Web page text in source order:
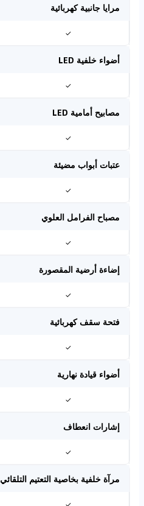
مرايا جانبية كهربائية
✓
أضواء خلفية LED
✓
مصابيح أمامية LED
✓
عتبات أبواب مضيئة
✓
مصباح الفرامل العلوي
✓
إضاءة أرضية المقصورة
✓
فتحة سقف كهربائية
✓
أضواء قيادة نهارية
✓
إشارات انعطاف
✓
مرآة خلفية بخاصية التعتيم التلقائي